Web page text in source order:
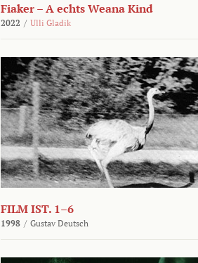
Fiaker – A echts Weana Kind
2022 / Ulli Gladik
FILM IST. 1–6
1998 / Gustav Deutsch